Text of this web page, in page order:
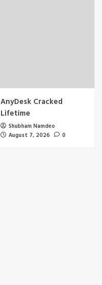
AnyDesk Cracked
Lifetime
Shubham Namdeo
August 7, 2026
0